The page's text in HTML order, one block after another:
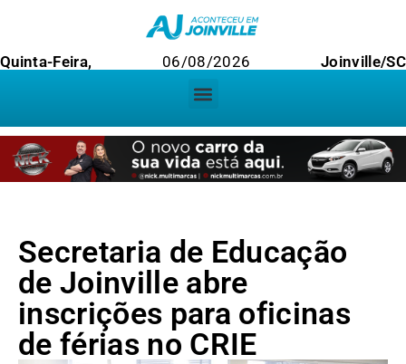
Quinta-Feira, 06/08/2026 Joinville/SC
Secretaria de Educação
de Joinville abre
inscrições para oficinas
de férias no CRIE